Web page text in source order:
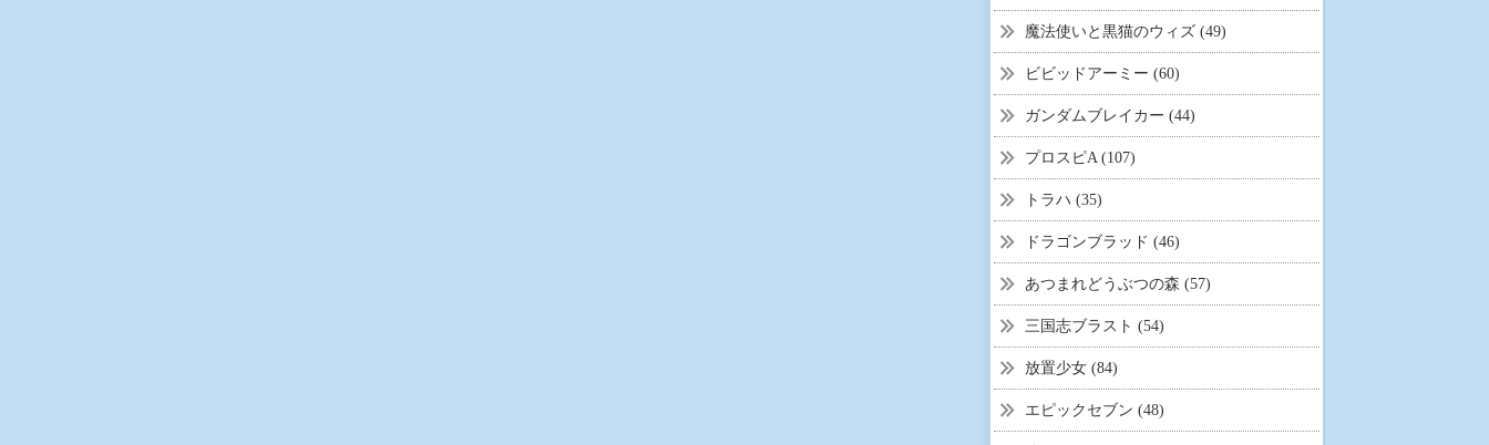
魔法使いと黒猫のウィズ (49)
ビビッドアーミー (60)
ガンダムブレイカー (44)
プロスピA (107)
トラハ (35)
ドラゴンブラッド (46)
あつまれどうぶつの森 (57)
三国志ブラスト (54)
放置少女 (84)
エピックセブン (48)